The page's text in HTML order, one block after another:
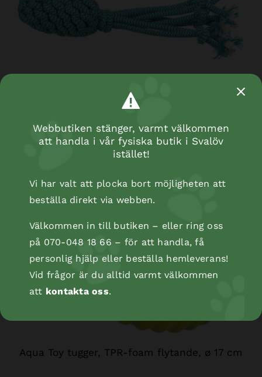
Aqua Toy tugger, TPR-foam flytande, ø 17 cm
Webbutiken stänger, varmt välkommen
att handla i vår fysiska butik i Svalöv
istället!
Vi har valt att plocka bort möjligheten att
beställa direkt via webben.
Välkommen in till butiken – eller ring oss
på 070-048 18 66 – för att handla, få
personlig hjälp eller beställa hemleverans!
Vid frågor är du alltid varmt välkommen
att kontakta oss.